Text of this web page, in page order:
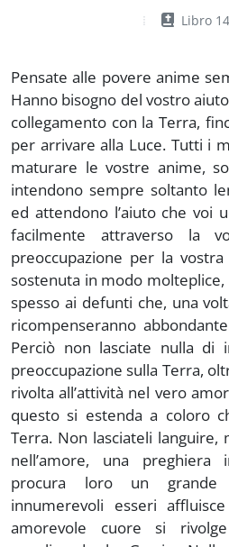
Libro 14
Pensate alle povere anime
Hanno bisogno del vostro
collegamento con la Terra,
per arrivare alla Luce. Tutti i
maturare le vostre anime,
intendono sempre soltanto
ed attendono l’aiuto che voi
facilmente attraverso la
preoccupazione per la
sostenuta in modo
spesso ai defunti che, una
ricompenseranno
Perciò non lasciate nulla di
preoccupazione sulla Terra,
rivolta all’attività nel vero
questo si estenda a coloro
Terra. Non lasciateli
nell’amore, una preghiera
procura loro un grande
innumerevoli esseri
amorevole cuore si